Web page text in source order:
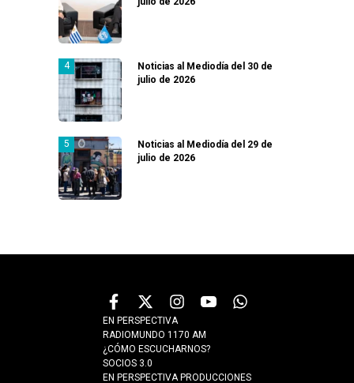
Noticias al Mediodía del 30 de
julio de 2026
Noticias al Mediodía del 29 de
julio de 2026
EN PERSPECTIVA
RADIOMUNDO 1170 AM
¿CÓMO ESCUCHARNOS?
SOCIOS 3.0
EN PERSPECTIVA PRODUCCIONES